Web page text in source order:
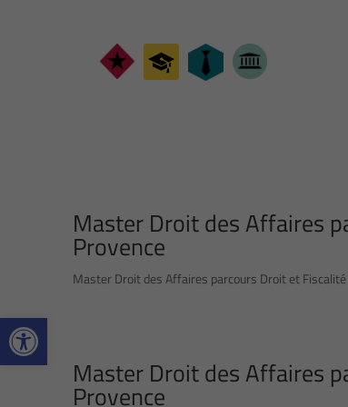
Ouvrir la barre d’outils
Master Droit des Affaires
Provence
Master Droit des Affaires parcours Droit et
Master Droit des Affaires
Provence